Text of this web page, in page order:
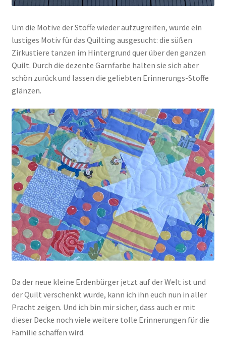
Um die Motive der Stoffe wieder aufzugreifen, wurde ein
lustiges Motiv für das Quilting ausgesucht: die süßen
Zirkustiere tanzen im Hintergrund quer über den ganzen
Quilt. Durch die dezente Garnfarbe halten sie sich aber
schön zurück und lassen die geliebten Erinnerungs-Stoffe
glänzen.
Da der neue kleine Erdenbürger jetzt auf der Welt ist und
der Quilt verschenkt wurde, kann ich ihn euch nun in aller
Pracht zeigen. Und ich bin mir sicher, dass auch er mit
dieser Decke noch viele weitere tolle Erinnerungen für die
Familie schaffen wird.